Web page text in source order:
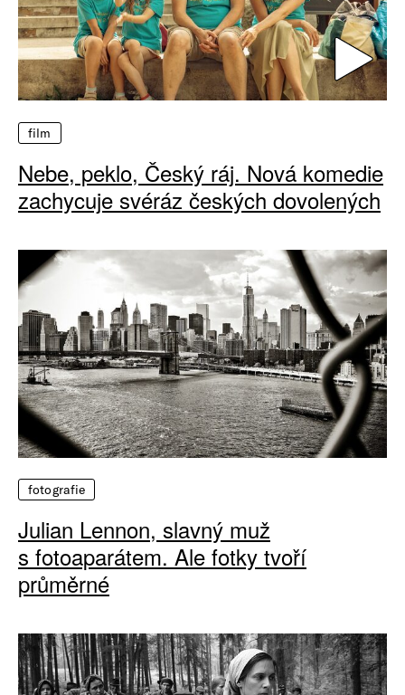
film
Nebe, peklo, Český ráj. Nová komedie
zachycuje svéráz českých dovolených
fotografie
Julian Lennon, slavný muž
s fotoaparátem. Ale fotky tvoří
průměrné